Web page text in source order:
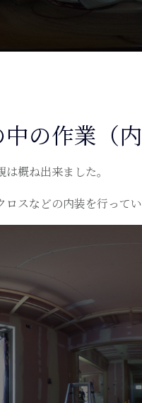
の作業（
は概ね出来ました。
ロスなどの内装を行ってい